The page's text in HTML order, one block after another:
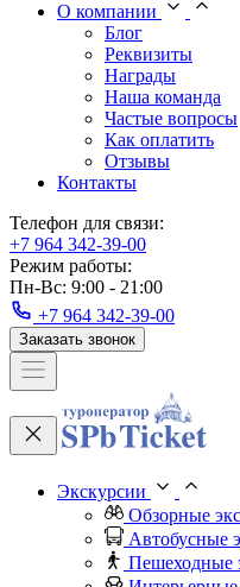
О компании
Блог
Реквизиты
Награды
Наша команда
Частые вопросы
Как оплатить
Отзывы
Контакты
Телефон для связи:
+7 964 342-39-00
Режим работы:
Пн-Вс: 9:00 - 21:00
+7 964 342-39-00
Заказать звонок
Экскурсии
Обзорные
Автобусные
Пешеходные